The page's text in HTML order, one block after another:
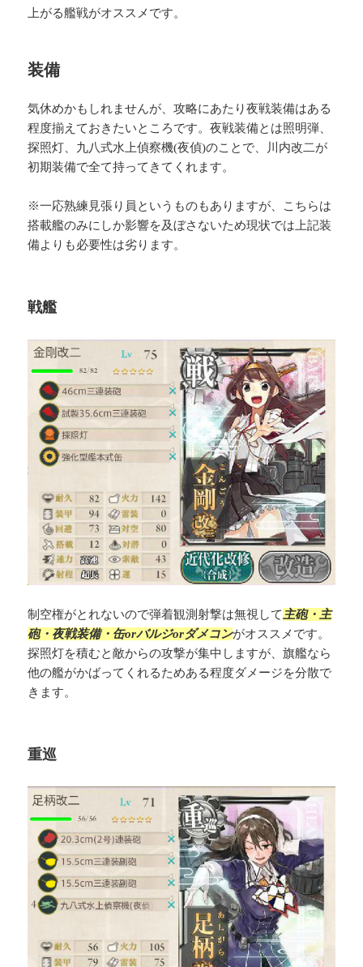
上がる艦戦がオススメです。
装備
気休めかもしれませんが、攻略にあたり夜戦装備はある
程度揃えておきたいところです。夜戦装備とは照明弾、
探照灯、九八式水上偵察機(夜偵)のことで、川内改二が
初期装備で全て持ってきてくれます。
※一応熟練見張り員というものもありますが、こちらは
搭載艦のみにしか影響を及ぼさないため現状では上記装
備よりも必要性は劣ります。
戦艦
制空権がとれないので弾着観測射撃は無視して 主砲・主
砲・夜戦装備・缶orバルジorダメコンがオススメです。
探照灯を積むと敵からの攻撃が集中しますが、旗艦なら
他の艦がかばってくれるためある程度ダメージを分散で
きます。
重巡